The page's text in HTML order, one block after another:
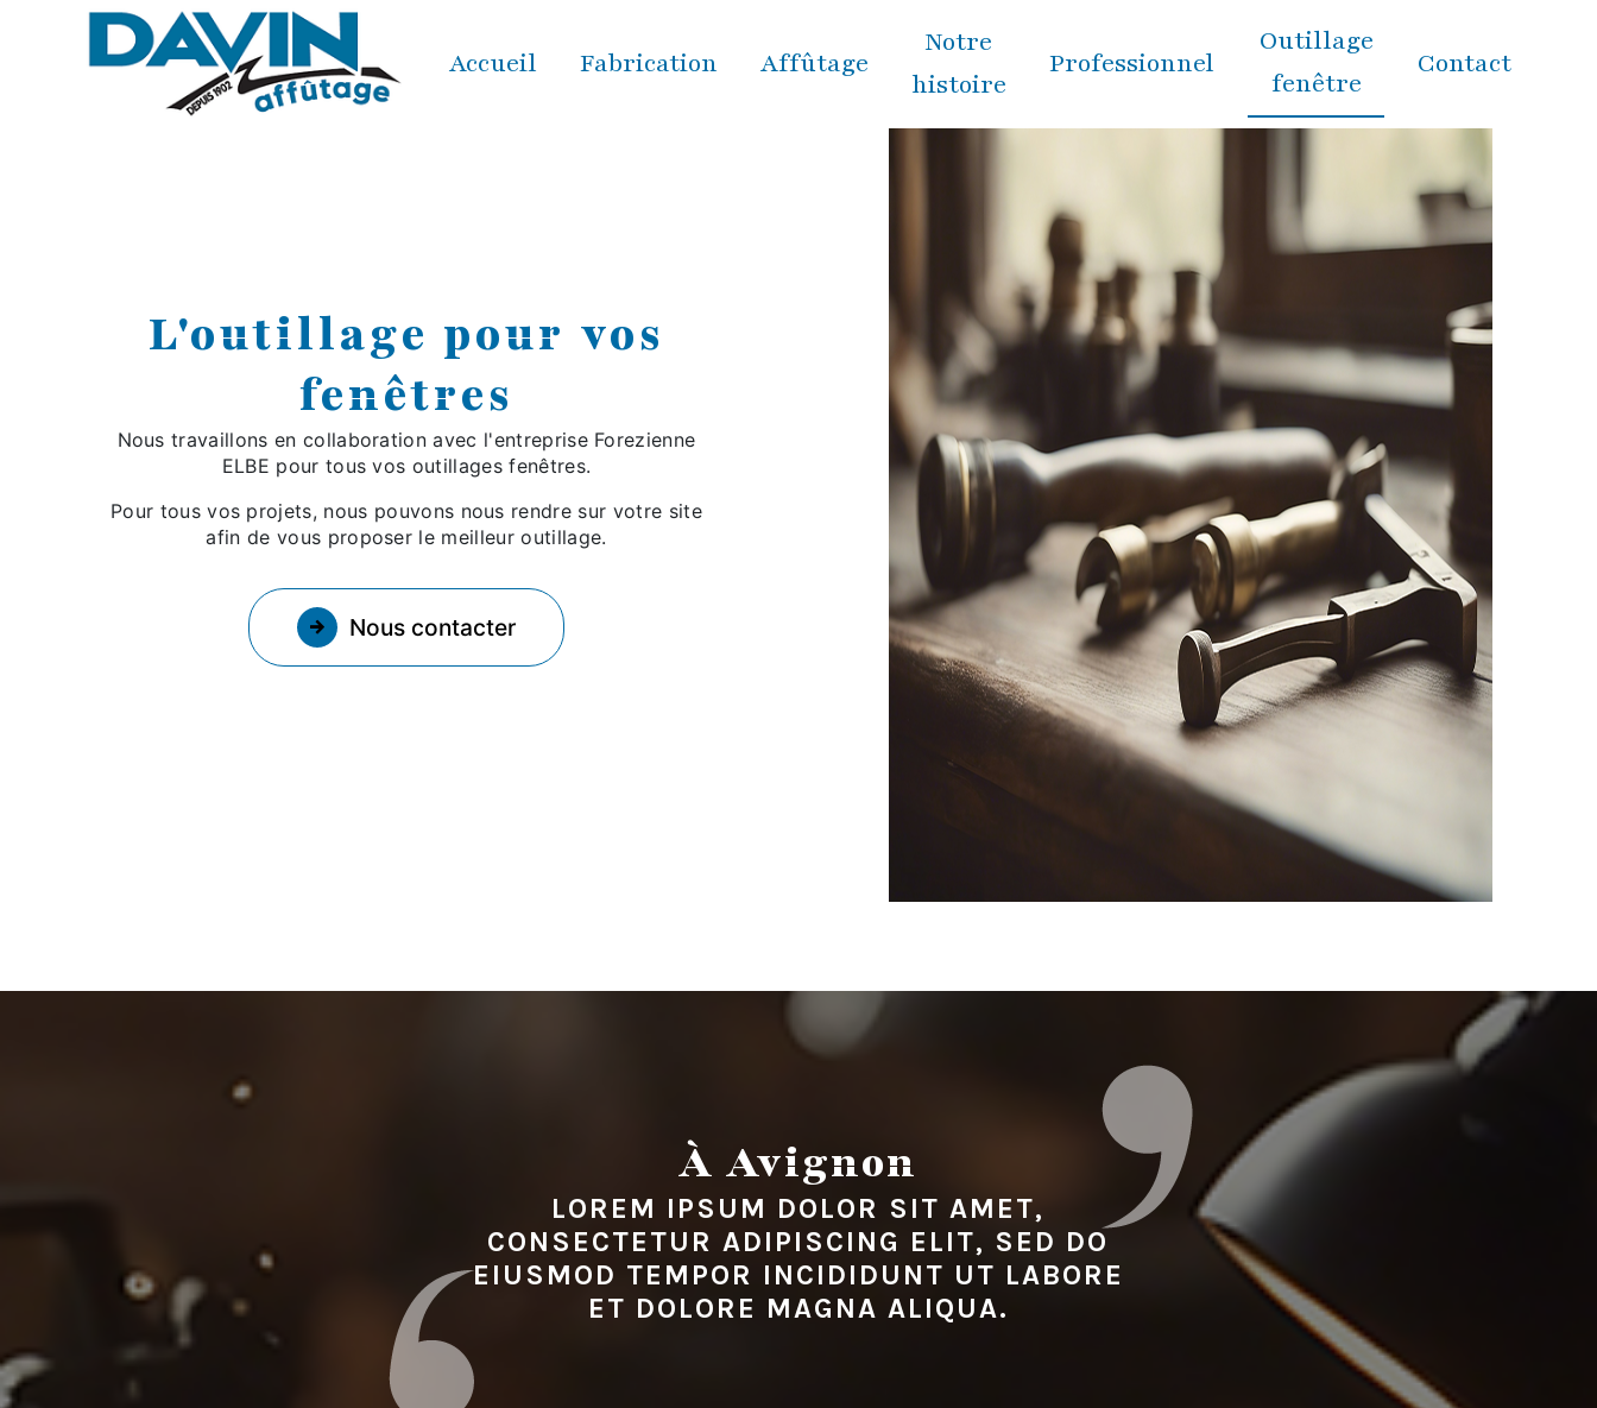
Accueil Fabrication Affûtage
Notre
histoire
Professionnel
Outillage
fenêtre
Contact
L'outillage pour vos
fenêtres
Nous travaillons en collaboration avec l'entreprise Forezienne
ELBE pour tous vos outillages fenêtres.
Pour tous vos projets, nous pouvons nous rendre sur votre site
afin de vous proposer le meilleur outillage.
Nous contacter
À Avignon
LOREM IPSUM DOLOR SIT AMET,
CONSECTETUR ADIPISCING ELIT, SED DO
EIUSMOD TEMPOR INCIDIDUNT UT LABORE
ET DOLORE MAGNA ALIQUA.
Panneau de gestion des cookies